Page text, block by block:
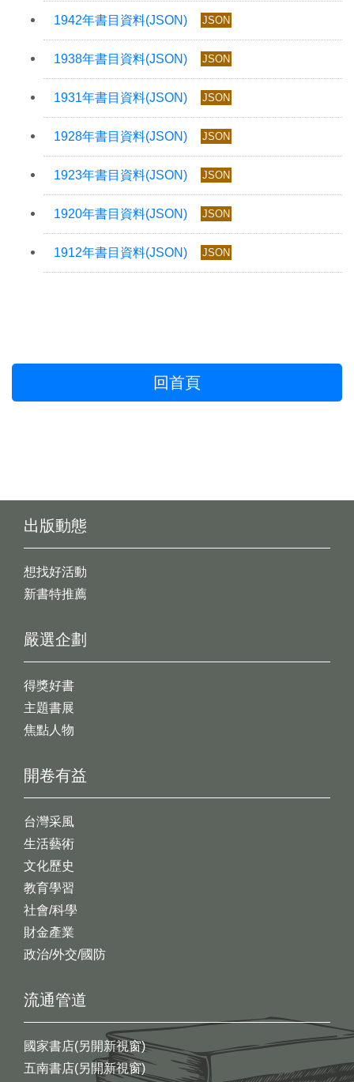
JSON
JSON
JSON
JSON
JSON
JSON
JSON
回首頁
出版動態
想找好活動
新書特推薦
開卷有益
台灣采風
生活藝術
文化歷史
教育學習
社會/科學
財金產業
政治/外交/國防
嚴選企劃
得獎好書
主題書展
焦點人物
流通管道
國家書店(另開新視窗)
五南書店(另開新視窗)